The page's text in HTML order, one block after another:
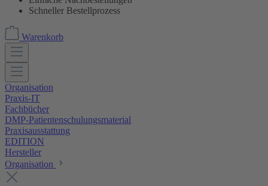
Schneller Bestellprozess
Warenkorb
Organisation
Praxis-IT
Fachbücher
DMP-Patientenschulungsmaterial
Praxisausstattung
EDITION
Hersteller
Organisation